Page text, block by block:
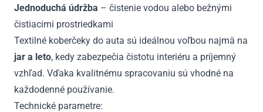
Jednoduchá údržba – čistenie vodou alebo bežnými
čistiacimi prostriedkami
Textilné koberčeky do auta sú ideálnou voľbou najmä na
jar a leto, kedy zabezpečia čistotu interiéru a príjemný
vzhľad. Vďaka kvalitnému spracovaniu sú vhodné na
každodenné používanie.
Technické parametre: